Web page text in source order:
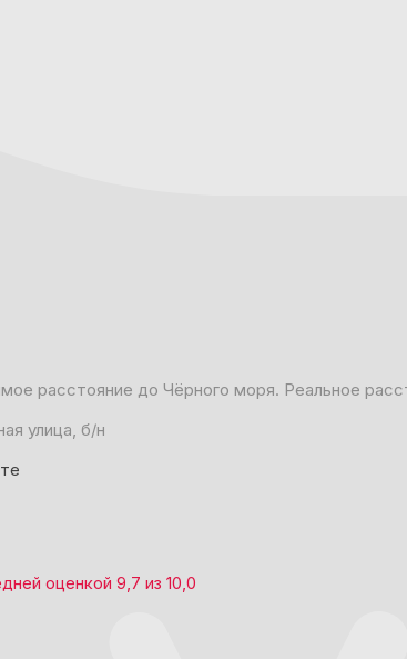
расстояние до Чёрного моря. Реальное
улица, б/н
оценкой 9,7 из 10,0